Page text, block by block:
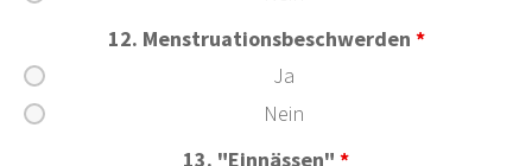
12. Menstruationsbeschwerden *
Ja
Nein
13. "Einnässen" *